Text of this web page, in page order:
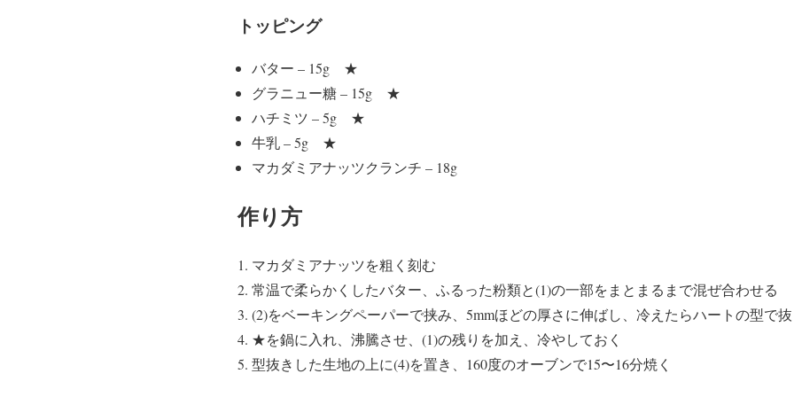
トッピング
バター – 15g ★
グラニュー糖 – 15g ★
ハチミツ – 5g ★
牛乳 – 5g ★
マカダミアナッツクランチ – 18g
作り方
マカダミアナッツを粗く刻む
常温で柔らかくしたバター、ふるった粉類と(1)の一部をまとまるまで混ぜ合わせる
(2)をベーキングペーパーで挟み、5mmほどの厚さに伸ばし、冷えたらハートの型で
★を鍋に入れ、沸騰させ、(1)の残りを加え、冷やしておく
型抜きした生地の上に(4)を置き、160度のオーブンで15〜16分焼く